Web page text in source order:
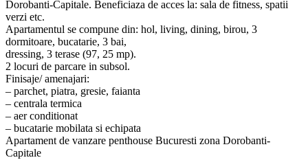
Dorobanti-Capitale. Beneficiaza de acces la: sala de fitness, spatii
verzi etc.
Apartamentul se compune din: hol, living, dining, birou, 3
dormitoare, bucatarie, 3 bai,
dressing, 3 terase (97, 25 mp).
2 locuri de parcare in subsol.
Finisaje/ amenajari:
– parchet, piatra, gresie, faianta
– centrala termica
– aer conditionat
– bucatarie mobilata si echipata
Apartament de vanzare penthouse Bucuresti zona Dorobanti-
Capitale